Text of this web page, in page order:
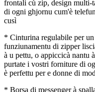
frontali cù zip, design multi-
di ogni ghjornu cum'è
cusì
* Cinturina regulabile per
funziunamentu di zipper
à u pettu, o appiccicà nantu
purtate i vostri forniture di
è perfettu per e donne di
* Borsa di messenger à